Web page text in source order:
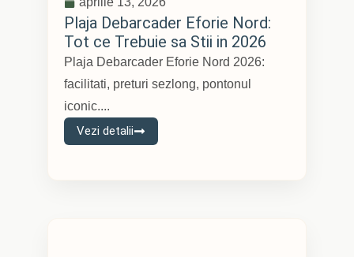
Plaja Debarcader Eforie Nord:
Tot ce Trebuie sa Stii in 2026
Plaja Debarcader Eforie Nord 2026:
facilitati, preturi sezlong, pontonul
iconic....
Vezi detalii